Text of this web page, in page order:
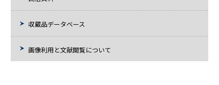
収蔵品データベース
画像利用と文献閲覧について